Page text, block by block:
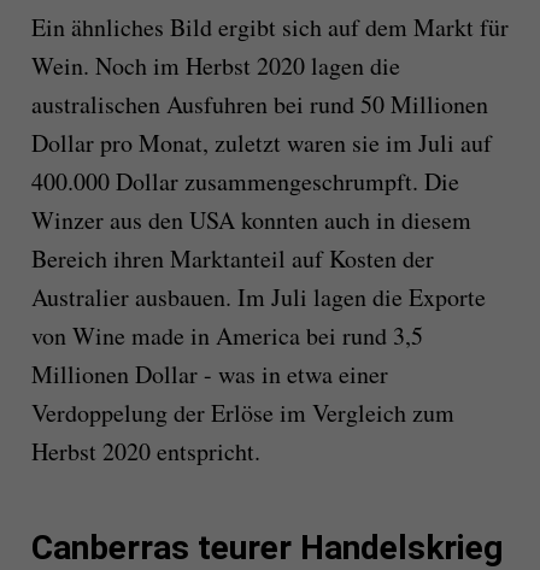
Ein ähnliches Bild ergibt sich auf dem Markt für
Wein. Noch im Herbst 2020 lagen die
australischen Ausfuhren bei rund 50 Millionen
Dollar pro Monat, zuletzt waren sie im Juli auf
400.000 Dollar zusammengeschrumpft. Die
Winzer aus den USA konnten auch in diesem
Bereich ihren Marktanteil auf Kosten der
Australier ausbauen. Im Juli lagen die Exporte
von Wine made in America bei rund 3,5
Millionen Dollar - was in etwa einer
Verdoppelung der Erlöse im Vergleich zum
Herbst 2020 entspricht.
Canberras teurer Handelskrieg